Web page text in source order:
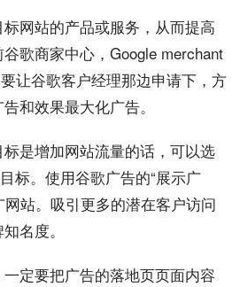
网站的产品或服务，从而提高
歌商家中心，Google merchant
让谷歌客户经理那边申请下，方
和效果最大化广告。
是增加网站流量的话，可以选
标。使用谷歌广告的“展示广
网站。吸引更多的潜在客户访问
名度。
定要把广告的落地页页面内容